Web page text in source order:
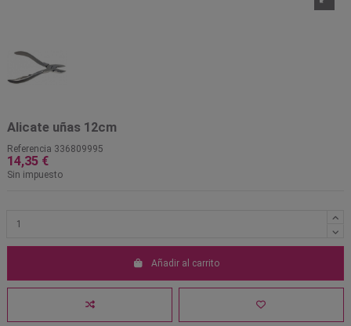
Alicate uñas 12cm
Referencia 336809995
14,35 €
Sin impuesto
Añadir al carrito